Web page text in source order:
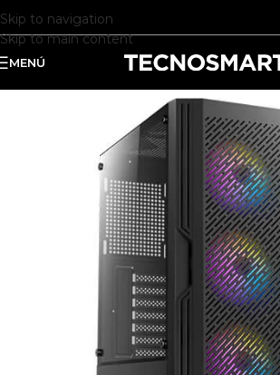
Skip to navigation
Skip to main content
MENÚ